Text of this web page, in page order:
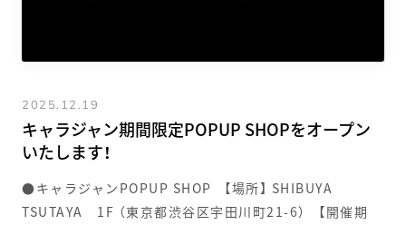
2025.12.19
キャラジャン期間限定POPUP SHOPをオープン
いたします！
●キャラジャンPOPUP SHOP 【場所】 SHIBUYA
TSUTAYA 1F （東京都渋谷区宇田川町21-6） 【開催期